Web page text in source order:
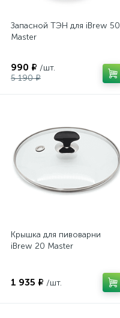
Запасной ТЭН для iBrew 50
Master
990 ₽ /шт.
5 190 ₽
Крышка для пивоварни
iBrew 20 Master
1 935 ₽ /шт.